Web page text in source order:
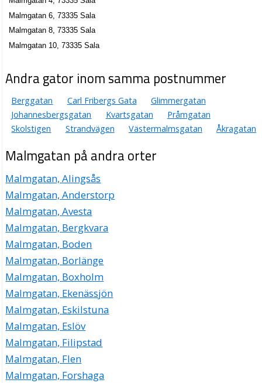
Malmgatan 6, 73335 Sala
Malmgatan 8, 73335 Sala
Malmgatan 10, 73335 Sala
Andra gator inom samma postnummer
Berggatan Carl Fribergs Gata
Glimmergatan
Johannesbergsgatan
Kvartsgatan
Pråmgatan
Skolstigen
Strandvägen Västermalmsgatan Åkragatan
Malmgatan på andra orter
Malmgatan, Alingsås
Malmgatan, Anderstorp
Malmgatan, Avesta
Malmgatan, Bergkvara
Malmgatan, Boden
Malmgatan, Borlänge
Malmgatan, Boxholm
Malmgatan, Ekenässjön
Malmgatan, Eskilstuna
Malmgatan, Eslöv
Malmgatan, Filipstad
Malmgatan, Flen
Malmgatan, Forshaga